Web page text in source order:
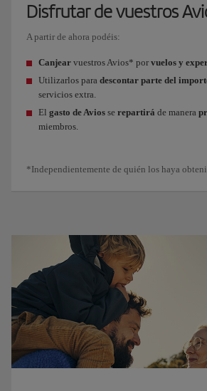
Disfrutar de vuestros
A partir de ahora podéis:
Canjear vuestros Avios* por vuelos y
Utilizarlos para descontar parte del
servicios extra.
El gasto de Avios se repartirá de manera
miembros.
*Independientemente de quién los haya